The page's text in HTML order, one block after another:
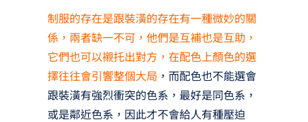
制服的存在是跟裝潢的存在有一種微妙的關
係，兩者缺一不可，他們是互補也是互助，
它們也可以襯托出對方，在配色上顏色的選
擇往往會引響整個大局 ，而配色也不能選會
跟裝潢有強烈衝突的色系，最好是同色系，
或是鄰近色系，因此才不會給人有種壓迫